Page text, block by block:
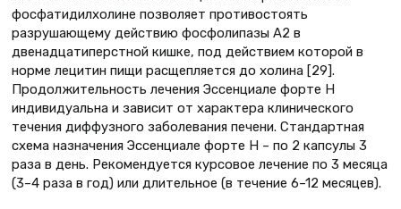
фосфатидилхолине позволяет противостоять
разрушающему действию фосфолипазы А2 в
двенадцатиперстной кишке, под действием которой в
норме лецитин пищи расщепляется до холина [29].
Продолжительность лечения Эссенциале форте Н
индивидуальна и зависит от характера клинического
течения диффузного заболевания печени. Стандартная
схема назначения Эссенциале форте Н – по 2 капсулы 3
раза в день. Рекомендуется курсовое лечение по 3 месяца
(3–4 раза в год) или длительное (в течение 6–12 месяцев).